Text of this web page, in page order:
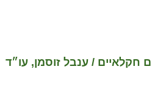
חקלאיים / ענבל זוסמן, עו״ד